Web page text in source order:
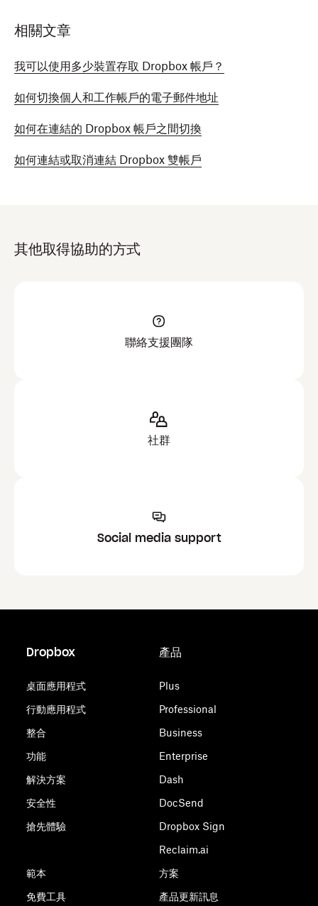
資料夾會顯示多個資料夾名稱：
Dropbox (個人帳戶)
Dropbox (<企業名稱>)
人」。
連到第一個連結的帳戶，例如：
>)，新的符號連結將連至這個新命名的資料夾。
重要提示：如果您使用的是支援 File Provider
相關文章
我可以使用多少裝置存取 Dropbox 帳戶？
如何切換個人和工作帳戶的電子郵件地址
如何在連結的 Dropbox 帳戶之間切換
如何連結或取消連結 Dropbox 雙帳戶
其他取得協助的方式
聯絡支援團隊
社群
Social media support
Dropbox
桌面應用程式
行動應用程式
整合
功能
解決方案
安全性
搶先體驗
範本
免費工具
產品
Plus
Professional
Business
Enterprise
Dash
DocSend
Dropbox Sign
Reclaim.ai
方案
產品更新訊息